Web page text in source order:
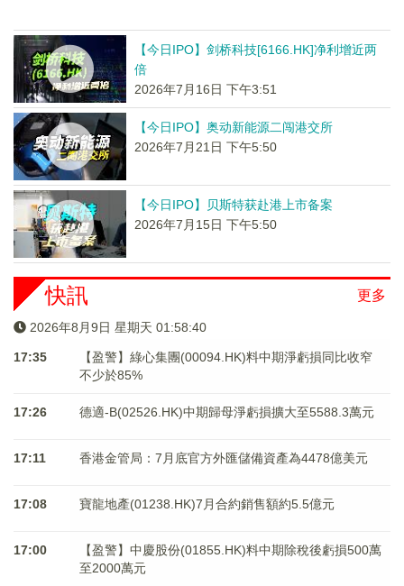
【今日IPO】剑桥科技[6166.HK]净利增近两
倍
2026年7月16日 下午3:51
【今日IPO】奥动新能源二闯港交所
2026年7月21日 下午5:50
【今日IPO】贝斯特获赴港上市备案
2026年7月15日 下午5:50
更多
快訊
2026年8月9日 星期天 01:58:40
17:35
【盈警】綠心集團(00094.HK)料中期淨虧損同比收窄
不少於85%
17:26 德適-B(02526.HK)中期歸母淨虧損擴大至5588.3萬元
17:11 香港金管局：7月底官方外匯儲備資產為4478億美元
17:08 寶龍地產(01238.HK)7月合約銷售額約5.5億元
17:00
【盈警】中慶股份(01855.HK)料中期除稅後虧損500萬
至2000萬元